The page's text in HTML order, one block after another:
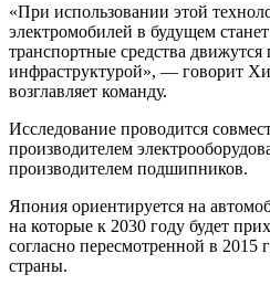
«При использовании этой
электромобилей в будущем
транспортные средства
инфраструктурой», — говорит
возглавляет команду.
Исследование проводится
производителем
производителем подшипников.
Япония ориентируется на
на которые к 2030 году будет
согласно пересмотренной в 2015
страны.